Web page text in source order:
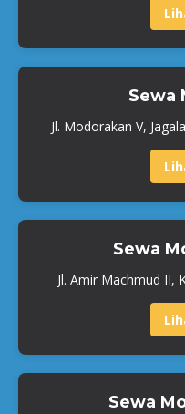
Sewa
Jl. Modorakan V,
Sewa
Jl. Amir Machmud II,
Sewa